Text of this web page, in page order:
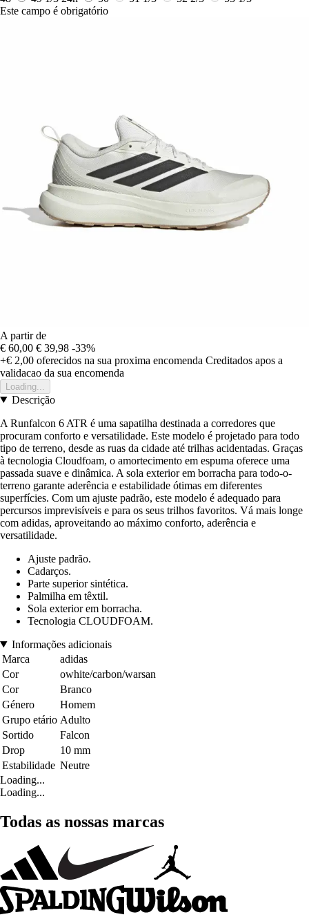
Este campo é obrigatório
A partir de
€ 60,00 € 39,98 -33%
+€ 2,00 oferecidos na sua proxima encomenda Creditados apos a
validacao da sua encomenda
Loading...
Descrição
A Runfalcon 6 ATR é uma sapatilha destinada a corredores que
procuram conforto e versatilidade. Este modelo é projetado para todo
tipo de terreno, desde as ruas da cidade até trilhas acidentadas. Graças
à tecnologia Cloudfoam, o amortecimento em espuma oferece uma
passada suave e dinâmica. A sola exterior em borracha para todo-o-
terreno garante aderência e estabilidade ótimas em diferentes
superfícies. Com um ajuste padrão, este modelo é adequado para
percursos imprevisíveis e para os seus trilhos favoritos. Vá mais longe
com adidas, aproveitando ao máximo conforto, aderência e
versatilidade.
Ajuste padrão.
Cadarços.
Parte superior sintética.
Palmilha em têxtil.
Sola exterior em borracha.
Tecnologia CLOUDFOAM.
Informações adicionais
Marca
adidas
Cor
owhite/carbon/warsan
Cor
Branco
Género
Homem
Grupo etário Adulto
Sortido
Falcon
Drop
10 mm
Estabilidade Neutre
Loading...
Loading...
Todas as nossas marcas